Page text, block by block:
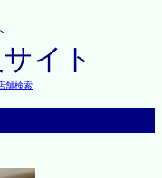
イト
舗検索